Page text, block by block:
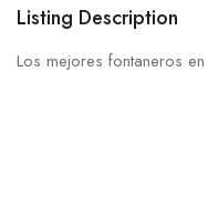
Listing Description
Los mejores fontaneros